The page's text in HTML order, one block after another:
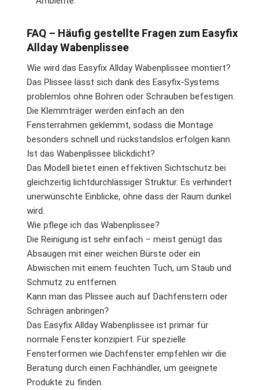
FAQ – Häufig gestellte Fragen zum Easyfix
Allday Wabenplissee
Wie wird das Easyfix Allday Wabenplissee montiert?
Das Plissee lässt sich dank des Easyfix-Systems
problemlos ohne Bohren oder Schrauben befestigen.
Die Klemmträger werden einfach an den
Fensterrahmen geklemmt, sodass die Montage
besonders schnell und rückstandslos erfolgen kann.
Ist das Wabenplissee blickdicht?
Das Modell bietet einen effektiven Sichtschutz bei
gleichzeitig lichtdurchlässiger Struktur. Es verhindert
unerwünschte Einblicke, ohne dass der Raum dunkel
wird.
Wie pflege ich das Wabenplissee?
Die Reinigung ist sehr einfach – meist genügt das
Absaugen mit einer weichen Bürste oder ein
Abwischen mit einem feuchten Tuch, um Staub und
Schmutz zu entfernen.
Kann man das Plissee auch auf Dachfenstern oder
Schrägen anbringen?
Das Easyfix Allday Wabenplissee ist primär für
normale Fenster konzipiert. Für spezielle
Fensterformen wie Dachfenster empfehlen wir die
Beratung durch einen Fachhändler, um geeignete
Produkte zu finden.